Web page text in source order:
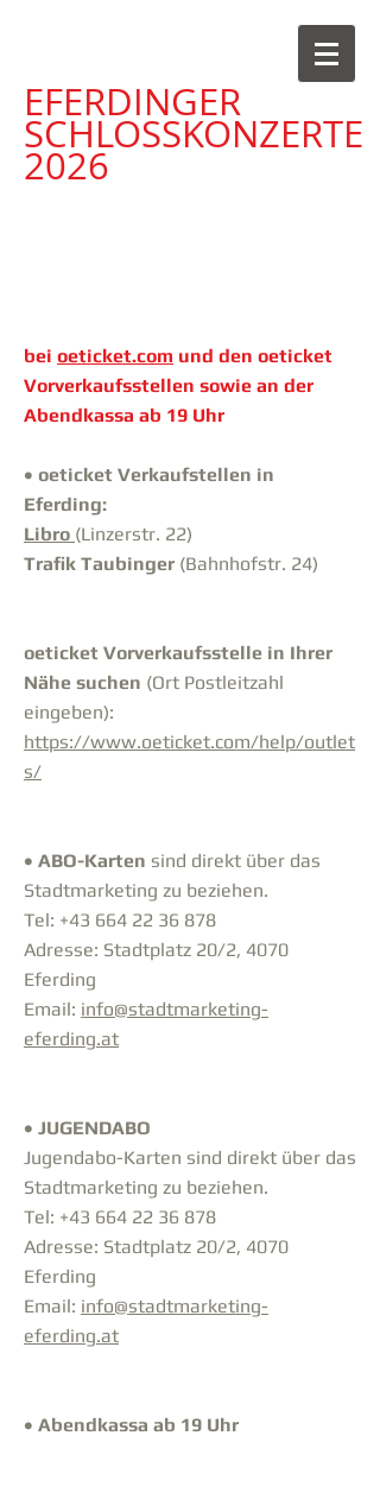
EFERDINGER
SCHLOSSKONZERTE
2026
bei oeticket.com und den oeticket
Vorverkaufsstellen sowie an der
Abendkassa ab 19 Uhr
• oeticket Verkaufstellen in
Eferding:
Libro (Linzerstr. 22)
Trafik Taubinger (Bahnhofstr. 24)
oeticket Vorverkaufsstelle in Ihrer
Nähe suchen (Ort Postleitzahl
eingeben):
https://www.oeticket.com/help/outlet
s/
• ABO-Karten sind direkt über das
Stadtmarketing zu beziehen.
Tel: +43 664 22 36 878
Adresse: Stadtplatz 20/2, 4070
Eferding
Email: info@stadtmarketing-
eferding.at
• JUGENDABO
Jugendabo-Karten sind direkt über das
Stadtmarketing zu beziehen.
Tel: +43 664 22 36 878
Adresse: Stadtplatz 20/2, 4070
Eferding
Email: info@stadtmarketing-
eferding.at
• Abendkassa ab 19 Uhr